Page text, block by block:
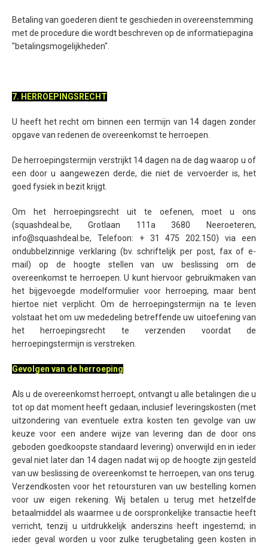
Betaling van goederen dient te geschieden in overeenstemming
met de procedure die wordt beschreven op de informatiepagina
"betalingsmogelijkheden".
7. HERROEPINGSRECHT
U heeft het recht om binnen een termijn van 14 dagen zonder
opgave van redenen de overeenkomst te herroepen.
De herroepingstermijn verstrijkt 14 dagen na de dag waarop u of
een door u aangewezen derde, die niet de vervoerder is, het
goed fysiek in bezit krijgt.
Om het herroepingsrecht uit te oefenen, moet u ons
(squashdeal.be, Grotlaan 111a 3680 Neeroeteren,
info@squashdeal.be, Telefoon: + 31 475 202.150) via een
ondubbelzinnige verklaring (bv. schriftelijk per post, fax of e-
mail) op de hoogte stellen van uw beslissing om de
overeenkomst te herroepen. U kunt hiervoor gebruikmaken van
het bijgevoegde modelformulier voor herroeping, maar bent
hiertoe niet verplicht. Om de herroepingstermijn na te leven
volstaat het om uw mededeling betreffende uw uitoefening van
het herroepingsrecht te verzenden voordat de
herroepingstermijn is verstreken.
Gevolgen van de herroeping
Als u de overeenkomst herroept, ontvangt u alle betalingen die u
tot op dat moment heeft gedaan, inclusief leveringskosten (met
uitzondering van eventuele extra kosten ten gevolge van uw
keuze voor een andere wijze van levering dan de door ons
geboden goedkoopste standaard levering) onverwijld en in ieder
geval niet later dan 14 dagen nadat wij op de hoogte zijn gesteld
van uw beslissing de overeenkomst te herroepen, van ons terug.
Verzendkosten voor het retoursturen van uw bestelling komen
voor uw eigen rekening. Wij betalen u terug met hetzelfde
betaalmiddel als waarmee u de oorspronkelijke transactie heeft
verricht, tenzij u uitdrukkelijk anderszins heeft ingestemd; in
ieder geval worden u voor zulke terugbetaling geen kosten in